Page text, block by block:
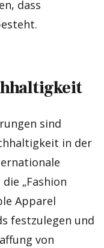
dass
sind
in der
„Fashion
Apparel
festzulegen und
von